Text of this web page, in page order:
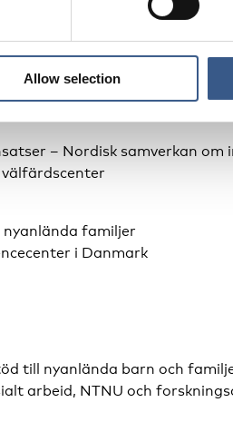
Allow selection
– Nordisk samverkan om
familjer
i Danmark
till nyanlända barn och
arbeid, NTNU och